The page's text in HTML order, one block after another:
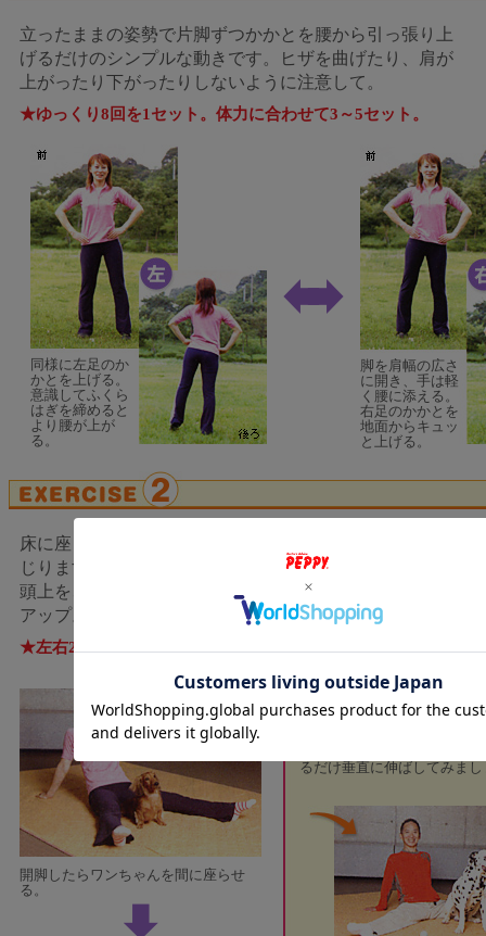
立ったままの姿勢で片脚ずつかかとを腰から引っ張り上
げるだけのシンプルな動きです。ヒザを曲げたり、肩が
上がったり下がったりしないように注意して。
★ゆっくり8回を1セット。体力に合わせて3～5セット。
同様に左足のか
かとを上げる。
意識してふくら
はぎを締めると
より腰が上が
る。
脚を肩幅の広さ
に開き、手は軽
く腰に添える。
右足のかかとを
地面からキュッ
と上げる。
床に座って両脚を開き、片脚ずつ交差してウエストをね
じります。広げた脚の間におすわりさせたワンちゃんの
頭上を、触れないように超えていけるとひきしめ効果も
アップ。
★左右2回ずつで1セット。体力に合わせて3～5セット。
開脚したらワンちゃんを間に座らせ
る。
るだけ垂直に伸ばしてみま